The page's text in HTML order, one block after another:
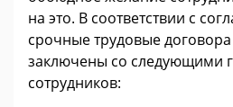
на это. В соответствии с
срочные трудовые
заключены со следующими
сотрудников: